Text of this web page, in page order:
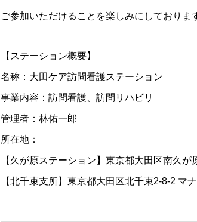
ご参加いただけることを楽しみにしておりま
【ステーション概要】
名称：大田ケア訪問看護ステーション
事業内容：訪問看護、訪問リハビリ
管理者：林佑一郎
所在地：
【久が原ステーション】東京都大田区南久が
【北千束支所】東京都大田区北千束2-8-2 マ